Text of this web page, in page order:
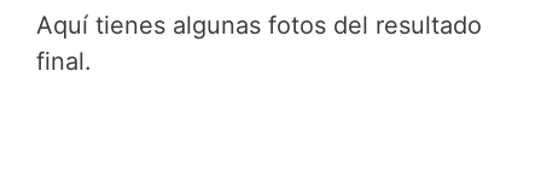
Aquí tienes algunas fotos del resultado
final.